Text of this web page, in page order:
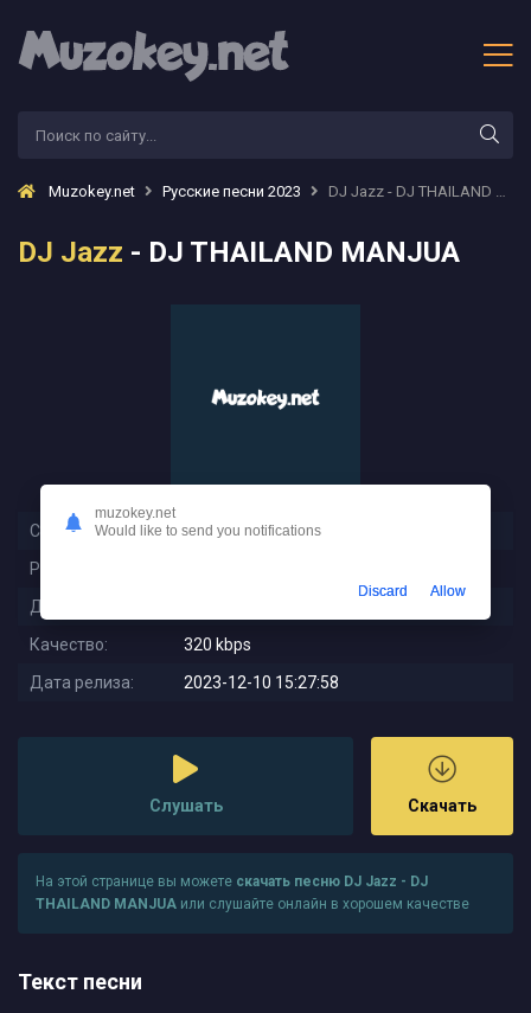
Muzokey.net Русские песни 2023 DJ Jazz - DJ THAILAND MANJUA
DJ Jazz - DJ THAILAND MANJUA
Слушали:
120
Размер:
Длительность:
Качество:
320 kbps
Дата релиза:
2023-12-10 15:27:58
Слушать Скачать
На этой странице вы можете скачать песню DJ Jazz - DJ
THAILAND MANJUA или слушайте онлайн в хорошем качестве
Текст песни
muzokey.net
Would like to send you notifications
Discard Allow